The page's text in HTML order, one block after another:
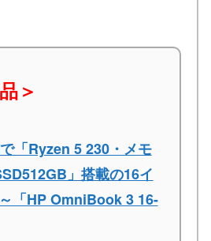
＞
「Ryzen 5 230・メモ
」搭載の16イ
「HP OmniBook 3 16-